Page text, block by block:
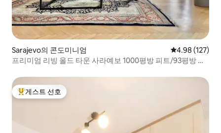
Sarajevo의 콘도미니엄 평점 4.98점(5
4.98 (127)
프리미엄 리빙 올드 타운 사라예보 1000평방 피트/93평방 미
상위 게스트 선호
게스트 선호